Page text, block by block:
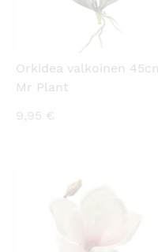
Orkidea valkoinen
Mr Plant
9,95 €
KATSO PIKANÄKYMÄ